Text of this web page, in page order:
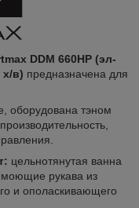
DDM 660HP (эл-
в) предназначена для
оборудована тэном
цельнотянутая ванна
моющие рукава из
и ополаскивающего